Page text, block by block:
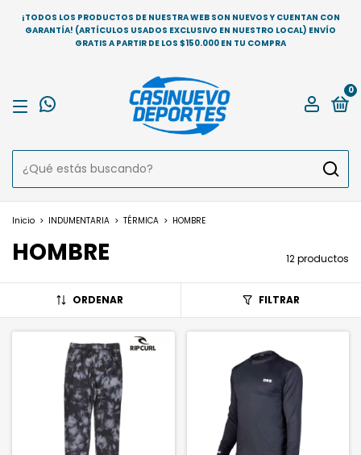
¡TODOS LOS PRODUCTOS DE NUESTRA WEB SON NUEVOS Y CUENTAN CON
GARANTÍA! (ARTÍCULOS USADOS EXCLUSIVO EN NUESTRO LOCAL) ENVÍO
GRATIS A PARTIR DE LOS $150.000 EN TU COMPRA
0
Inicio > INDUMENTARIA > TÉRMICA > HOMBRE
HOMBRE 12 productos
ORDENAR FILTRAR